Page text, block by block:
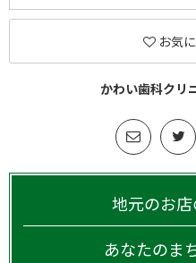
お気
かわい歯科クリ
地元のお店
あなたのま